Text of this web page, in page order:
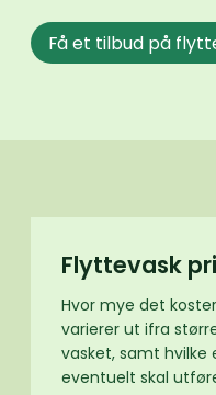
Få et tilbud på
Flyttevask
Hvor mye det
varierer ut ifra
vasket, samt hvilke
eventuelt skal